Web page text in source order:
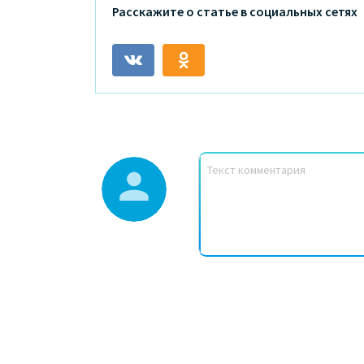
Расскажите о статье в социальных сетях